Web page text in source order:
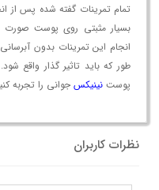
تمام تمرینات گفته شده پس از
بسیار مثبتی روی پوست صورت
انجام این تمرینات بدون
طور که باید تاثیر گذار واقع
پوست نینیکس جوانی را تجربه
نظرات کاربران